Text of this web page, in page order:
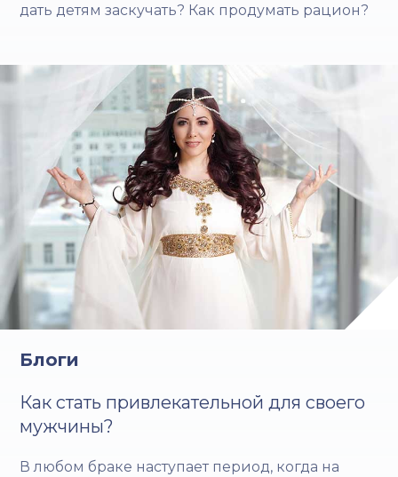
дать детям заскучать? Как продумать рацион?
Блоги
Как стать привлекательной для своего
мужчины?
В любом браке наступает период, когда на